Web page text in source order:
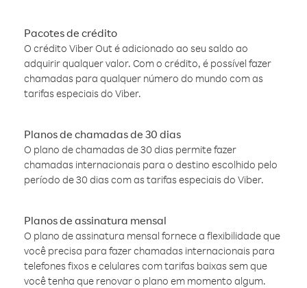
Pacotes de crédito
O crédito Viber Out é adicionado ao seu saldo ao
adquirir qualquer valor. Com o crédito, é possível fazer
chamadas para qualquer número do mundo com as
tarifas especiais do Viber.
Planos de chamadas de 30 dias
O plano de chamadas de 30 dias permite fazer
chamadas internacionais para o destino escolhido pelo
período de 30 dias com as tarifas especiais do Viber.
Planos de assinatura mensal
O plano de assinatura mensal fornece a flexibilidade que
você precisa para fazer chamadas internacionais para
telefones fixos e celulares com tarifas baixas sem que
você tenha que renovar o plano em momento algum.